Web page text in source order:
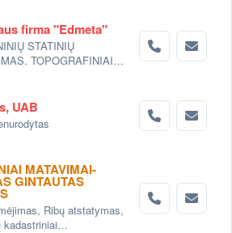
firma "Edmeta"
STATINIŲ
TOPOGRAFINIAI
UAB
MATAVIMAI-
GINTAUTAS
Ribų atstatymas,